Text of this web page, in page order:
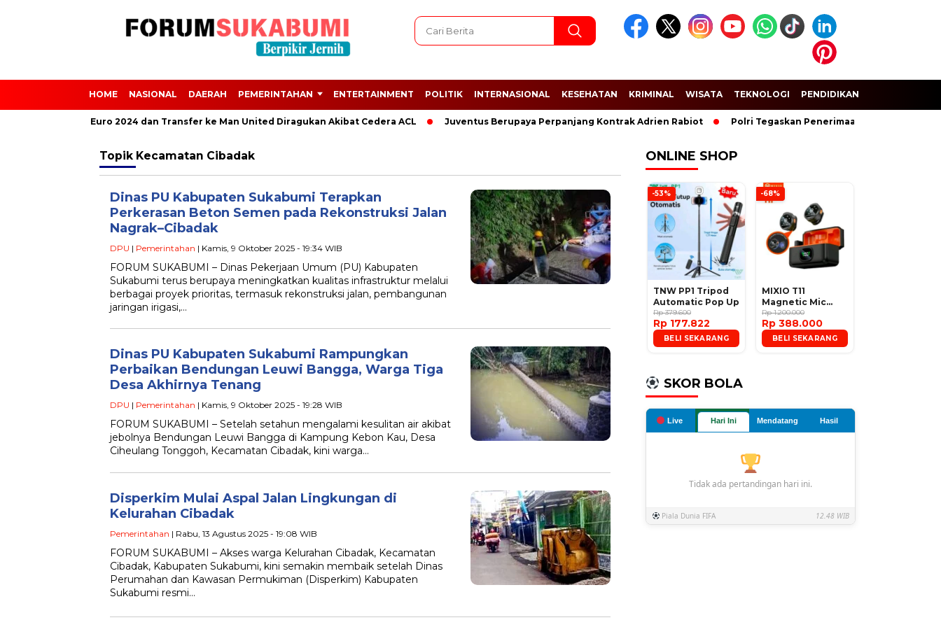
HOME NASIONAL DAERAH PEMERINTAHAN ENTERTAINMENT POLITIK INTERNASIONAL KESEHATAN KRIMINAL WISATA TEKNOLOGI PENDIDIKAN
Absen dari Euro 2024 dan Transfer ke Man United Diragukan Akibat Cedera ACL Juventus Berupaya Perpanjang Kontrak Adrien Rabiot Polri Tegaskan Penerimaan Anggota dan
Topik Kecamatan Cibadak
Dinas PU Kabupaten Sukabumi Terapkan
Perkerasan Beton Semen pada Rekonstruksi Jalan
Nagrak–Cibadak
DPU | Pemerintahan | Kamis, 9 Oktober 2025 - 19:34 WIB
FORUM SUKABUMI – Dinas Pekerjaan Umum (PU) Kabupaten
Sukabumi terus berupaya meningkatkan kualitas infrastruktur melalui
berbagai proyek prioritas, termasuk rekonstruksi jalan, pembangunan
jaringan irigasi,…
Dinas PU Kabupaten Sukabumi Rampungkan
Perbaikan Bendungan Leuwi Bangga, Warga Tiga
Desa Akhirnya Tenang
DPU | Pemerintahan | Kamis, 9 Oktober 2025 - 19:28 WIB
FORUM SUKABUMI – Setelah setahun mengalami kesulitan air akibat
jebolnya Bendungan Leuwi Bangga di Kampung Kebon Kau, Desa
Ciheulang Tonggoh, Kecamatan Cibadak, kini warga…
Disperkim Mulai Aspal Jalan Lingkungan di
Kelurahan Cibadak
Pemerintahan | Rabu, 13 Agustus 2025 - 19:08 WIB
FORUM SUKABUMI – Akses warga Kelurahan Cibadak, Kecamatan
Cibadak, Kabupaten Sukabumi, kini semakin membaik setelah Dinas
Perumahan dan Kawasan Permukiman (Disperkim) Kabupaten
Sukabumi resmi…
ONLINE SHOP
-53%
TNW PP1 Tripod
Automatic Pop Up
Rp 379.600
Rp 177.822
BELI SEKARANG
-68%
MIXIO T11
Magnetic Mic
Wireless Clip on
Microphone
Rp 1.200.000
Rp 388.000
BELI SEKARANG
SKOR BOLA
Live Hari Ini Mendatang Hasil
Tidak ada pertandingan hari ini.
Piala Dunia FIFA 12.48 WIB